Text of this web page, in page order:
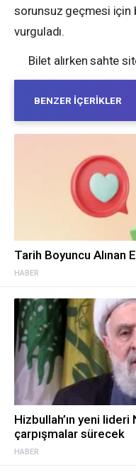
sorunsuz geçmesi için
vurguladı.
Bilet alırken sahte
BENZER İÇERIKLER
HABER
Tarih Boyuncu Alınan
HABER
Hizbullah’ın yeni
çarpışmalar sürecek